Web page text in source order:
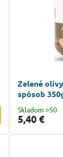
Zelené
spôsob
Skladom ˃50
5,40 €